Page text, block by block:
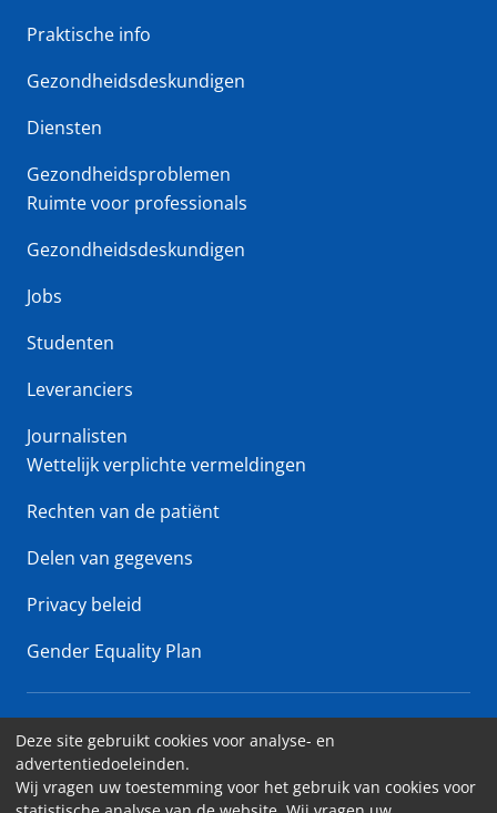
Praktische info
Gezondheidsdeskundigen
Diensten
Gezondheidsproblemen
Ruimte voor professionals
Gezondheidsdeskundigen
Jobs
Studenten
Leveranciers
Journalisten
Wettelijk verplichte vermeldingen
Rechten van de patiënt
Delen van gegevens
Privacy beleid
Gender Equality Plan
Erasme Ziekenhuis • Lenniksebaan 808 - 1070 Brussel
Toegankelijkheid
Deze site gebruikt cookies voor analyse- en
advertentiedoeleinden.
Wij vragen uw toestemming voor het gebruik van cookies voor